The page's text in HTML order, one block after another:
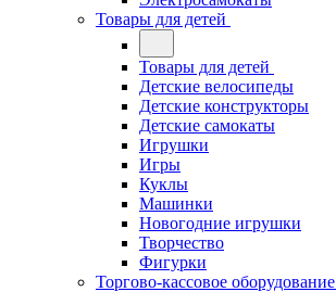
Товары для детей
Товары для детей
Детские велосипеды
Детские конструкторы
Детские самокаты
Игрушки
Игры
Куклы
Машинки
Новогодние игрушки
Творчество
Фигурки
Торгово-кассовое оборудование